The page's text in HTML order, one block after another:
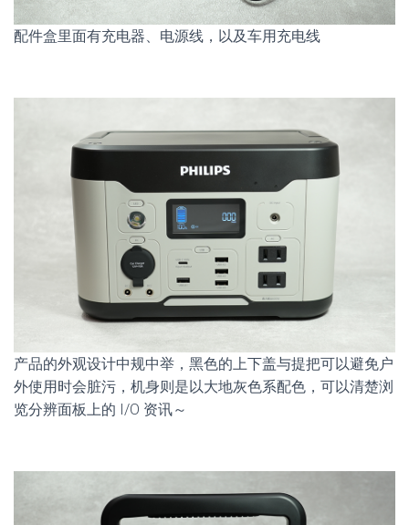
配件盒里面有充电器、电源线，以及车用充电线
产品的外观设计中规中举，黑色的上下盖与提把可以避免户
外使用时会脏污，机身则是以大地灰色系配色，可以清楚浏
览分辨面板上的 I/O 资讯～